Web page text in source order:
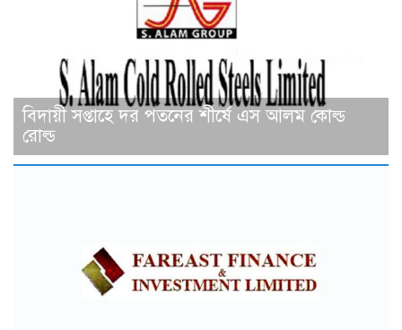
বিদায়ী সপ্তাহে দর পতনের শীর্ষে এস আলম কোল্ড
রোল্ড